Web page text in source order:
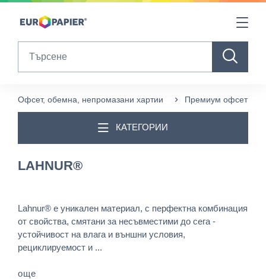
Table Of Content
Офсет, обемна, непромазани хартии Премиум офсети
КАТЕГОРИИ
LAHNUR®
Lahnur® е уникален материал, с перфектна комбинация
от свойства, смятани за несъвместими до сега -
устойчивост на влага и външни условия,
рециклируемост и ...
още